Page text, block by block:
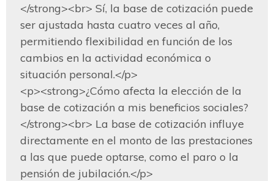
</strong><br> Sí, la base de cotización puede
ser ajustada hasta cuatro veces al año,
permitiendo flexibilidad en función de los
cambios en la actividad económica o
situación personal.</p>
<p><strong>¿Cómo afecta la elección de la
base de cotización a mis beneficios sociales?
</strong><br> La base de cotización influye
directamente en el monto de las prestaciones
a las que puede optarse, como el paro o la
pensión de jubilación.</p>